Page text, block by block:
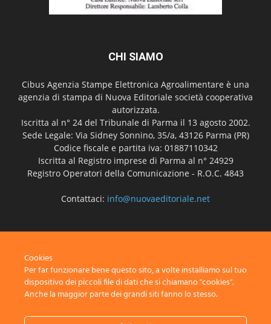
CHI SIAMO
Cibus Agenzia Stampe Elettronica Agroalimentare è una
agenzia di stampa di Nuova Editoriale società cooperativa
autorizzata.
Iscritta al n° 24 del Tribunale di Parma il 13 agosto 2002.
Sede Legale: Via Sidney Sonnino, 35/a, 43126 Parma (PR)
Codice fiscale e partita iva: 01887110342
Iscritta al Registro imprese di Parma al n° 24929
Registro Operatori della Comunicazione - R.O.C. 4843
Contattaci: info@nuovaeditoriale.net
Cookies
Per far funzionare bene questo sito, a volte installiamo sul tuo
dispositivo dei piccoli file di dati che si chiamano "cookies".
Anche la maggior parte dei grandi siti fanno lo stesso.